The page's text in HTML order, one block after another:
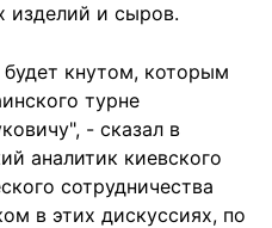
изделий и сыров.
кнутом, которым
турне
- сказал в
аналитик киевского
сотрудничества
в этих дискуссиях, по